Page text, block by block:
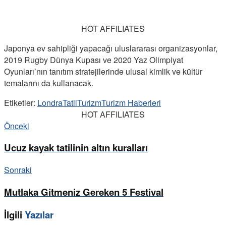
HOT AFFILIATES
Japonya ev sahipliği yapacağı uluslararası organizasyonlar,
2019 Rugby Dünya Kupası ve 2020 Yaz Olimpiyat
Oyunları’nın tanıtım stratejilerinde ulusal kimlik ve kültür
temalarını da kullanacak.
Etiketler: LondraTatilTurizmTurizm Haberleri
HOT AFFILIATES
Önceki
Ucuz kayak tatilinin altın kuralları
Sonraki
Mutlaka Gitmeniz Gereken 5 Festival
İlgili Yazılar